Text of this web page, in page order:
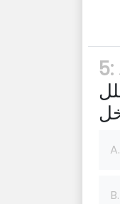
5:
A.
B.